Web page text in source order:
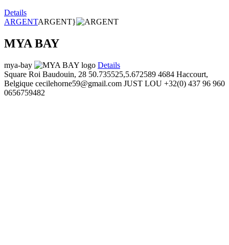
Details
ARGENTARGENT}
MYA BAY
mya-bay
Details
Square Roi Baudouin, 28 50.735525,5.672589 4684 Haccourt,
Belgique cecilehorne59@gmail.com JUST LOU +32(0) 437 96 960
0656759482